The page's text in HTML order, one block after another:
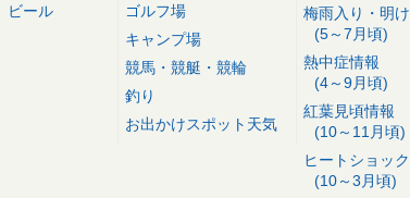
ビール
ゴルフ場
キャンプ場
競馬・競艇・競輪
釣り
お出かけスポット天気
梅雨入り・明け
(5～7月頃)
熱中症情報
(4～9月頃)
紅葉見頃情報
(10～11月頃)
ヒートショック
(10～3月頃)